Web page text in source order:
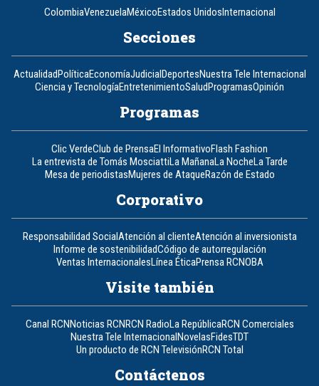
ColombiaVenezuelaMéxicoEstados UnidosInternacional
Secciones
ActualidadPolíticaEconomíaJudicialDeportesNuestra Tele Internacional
Ciencia y TecnologíaEntretenimientoSaludProgramasOpinión
Programas
Clic VerdeClub de PrensaEl InformativoFlash Fashion
La entrevista de Tomás MosciattiLa MañanaLa NocheLa Tarde
Mesa de periodistasMujeres de AtaqueRazón de Estado
Corporativo
Responsabilidad SocialAtención al clienteAtención al inversionista
Informe de sostenibilidadCódigo de autorregulación
Ventas InternacionalesLínea ÉticaPrensa RCNOBA
Visite también
Canal RCNNoticias RCNRCN RadioLa RepúblicaRCN Comerciales
Nuestra Tele InternacionalNovelasFidesTDT
Un producto de RCN TelevisiónRCN Total
Contáctenos